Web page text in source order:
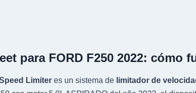
para FORD F250 2022: cómo
Limiter es un sistema de limitador de